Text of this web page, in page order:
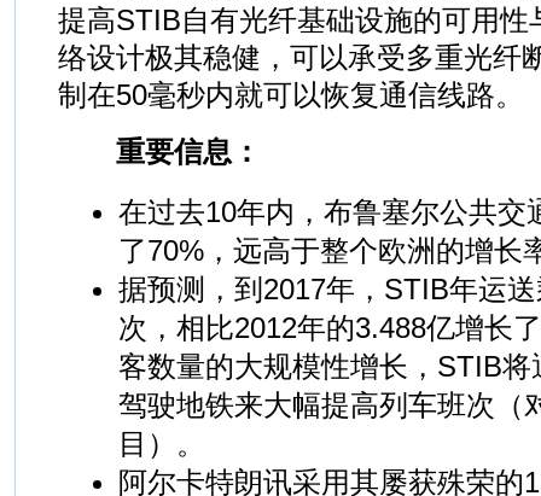
提高STIB自有光纤基础设施的可用性
络设计极其稳健，可以承受多重光纤
制在50毫秒内就可以恢复通信线路。
重要信息：
在过去10年内，布鲁塞尔公共交
了70%，远高于整个欧洲的增长
据预测，到2017年，STIB年运
次，相比2012年的3.488亿增长
客数量的大规模性增长，STIB
驾驶地铁来大幅提高列车班次（
目）。
阿尔卡特朗讯采用其屡获殊荣的